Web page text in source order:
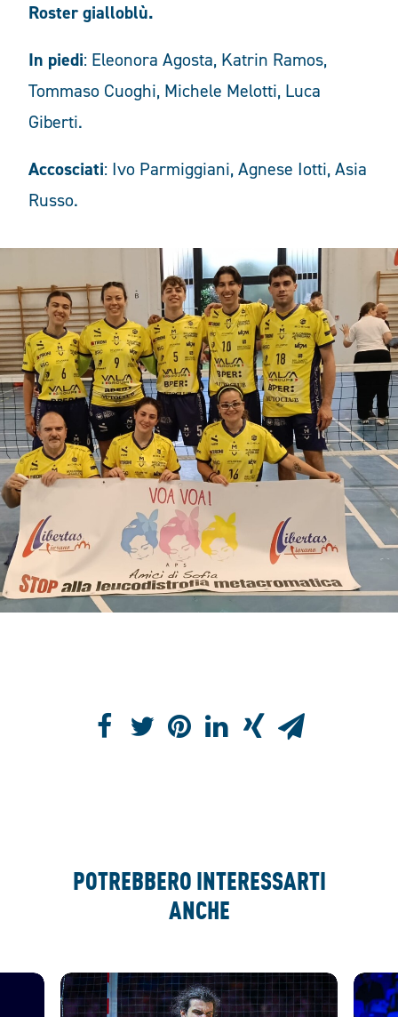
Roster gialloblù.
In piedi: Eleonora Agosta, Katrin Ramos,
Tommaso Cuoghi, Michele Melotti, Luca
Giberti.
Accosciati: Ivo Parmiggiani, Agnese Iotti, Asia
Russo.
POTREBBERO INTERESSARTI
ANCHE